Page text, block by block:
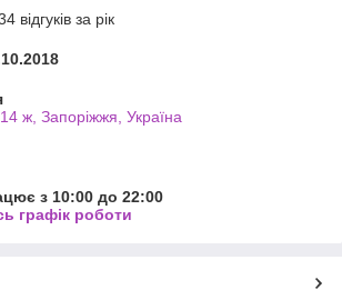
– стаканчики з цифрами. Кубики. Все
у нашому магазині.
відгуків за рік
ж, Запоріжжя, Україна
з 10:00 до 22:00
графік роботи